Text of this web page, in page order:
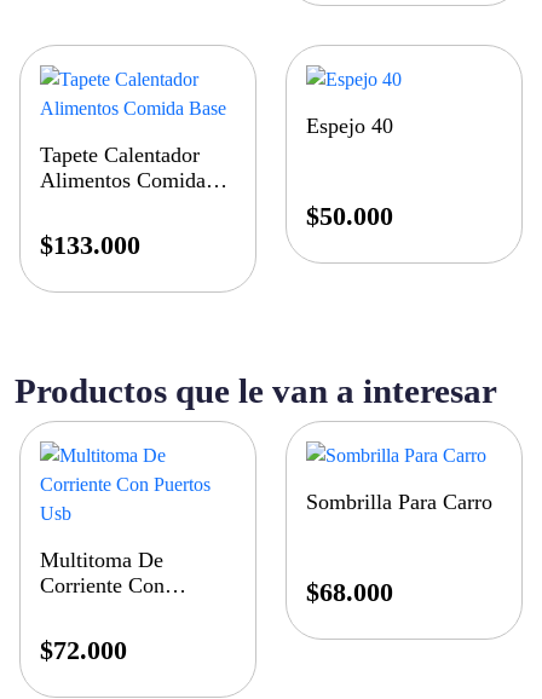
Tapete Calentador
Alimentos Comida
$133.000
Espejo 40
$50.000
Productos que le van a interesar
Multitoma De
Corriente Con
$72.000
Sombrilla Para Carro
$68.000